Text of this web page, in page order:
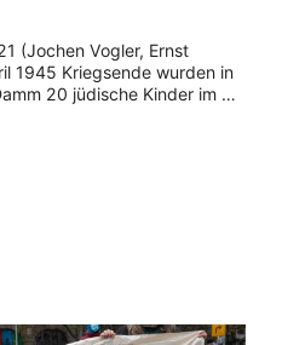
(Jochen Vogler, Ernst
1945 Kriegsende wurden in
20 jüdische Kinder im …